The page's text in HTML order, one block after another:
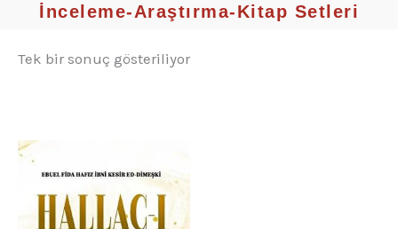
İnceleme-Araştırma-Kitap Setleri
Tek bir sonuç gösteriliyor